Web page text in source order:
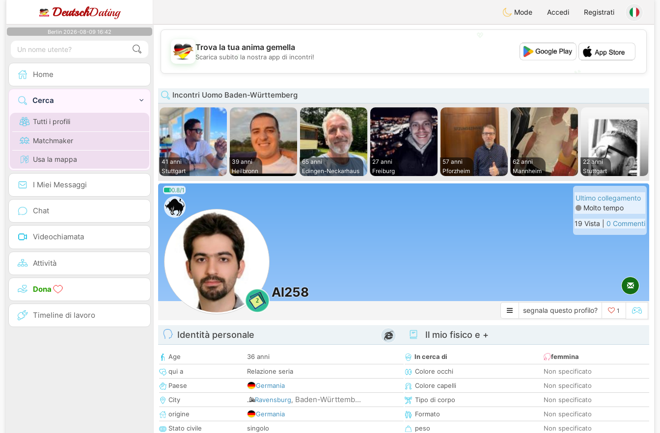
DeutschDating Mode Accedi Registrati
Berlin 2026-08-09 16:42
Home
Cerca
Tutti i profili
Matchmaker
Usa la mappa
I Miei Messaggi
Chat
Videochiamata
Attività
Dona
Timeline di lavoro
💖
💕
Trova la tua anima gemella
Scarica subito la nostra app di incontri!
Incontri Uomo Baden-Württemberg
41 anni
Stuttgart
39 anni
Heilbronn
65 anni
Edingen-Neckarhaus
27 anni
Freiburg
57 anni
Pforzheim
62 anni
Mannheim
22 anni
Stuttgart
0.8/1
2
Al258
Ultimo collegamento
Molto tempo
19 Vista | 0 Commenti
segnala questo profilo? 1
Identità personale
Age
36 anni
qui a
Relazione seria
Paese
Germania
City
Ravensburg, Baden-Württemb...
origine
Germania
Stato civile
singolo
Il mio fisico e +
In cerca di
femmina
Colore occhi
Non specificato
Colore capelli
Non specificato
Tipo di corpo
Non specificato
Formato
Non specificato
peso
Non specificato